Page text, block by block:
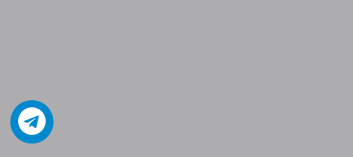
Романтики_2_06
Романтики_2_07